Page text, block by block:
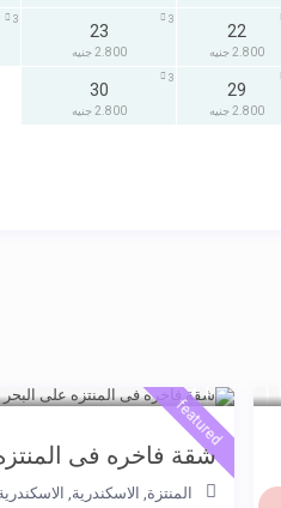
22
2.800 جنيه
23
2.800 جنيه
3
3
29
2.800 جنيه
30
2.800 جنيه
3
featured
شقة فاخره فى
المنتزة, الاسكندرية,